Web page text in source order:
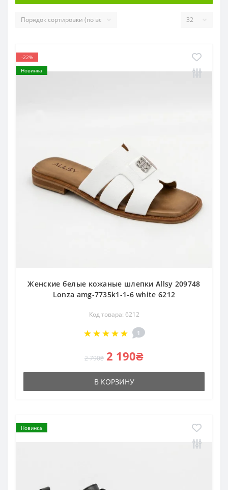
-22%
Новинка
Женские белые кожаные шлепки Allsy 209748
Lonza amg-7735k1-1-6 white 6212
Код товара: 6212
1
2 790₴ 2 190₴
В КОРЗИНУ
Новинка